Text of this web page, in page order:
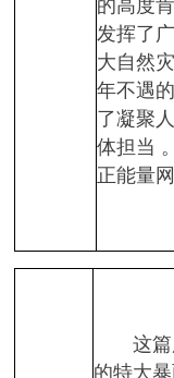
的高度
发挥了
大自然
年不遇
了凝聚
体担当
正能量
这篇广
的特大